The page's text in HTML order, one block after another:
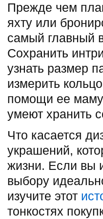
Прежде чем
яхту или
самый главный
Сохранить
узнать размер
измерить
помощи ее маму
умеют хранить
Что касается
украшений,
жизни. Если вы
выбору
изучите этот
тонкостях